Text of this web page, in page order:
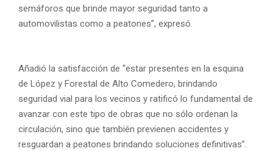
semáforos que brinde mayor seguridad tanto a
automovilistas como a peatones”, expresó.
Añadió la satisfacción de “estar presentes en la esquina
de López y Forestal de Alto Comedero, brindando
seguridad vial para los vecinos y ratificó lo fundamental de
avanzar con este tipo de obras que no sólo ordenan la
circulación, sino que también previenen accidentes y
resguardan a peatones brindando soluciones definitivas”.